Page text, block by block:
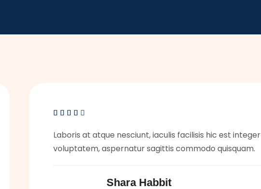
    
Laboris at atque nesciunt, iaculis facilisis hic est integer
voluptatem, aspernatur sagittis commodo quisquam.
Shara Habbit